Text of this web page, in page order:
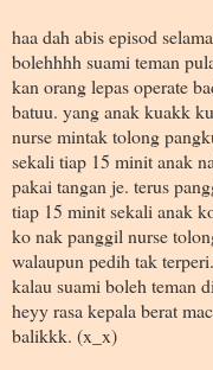
haa dah abis episod
bolehhhh suami teman
kan orang lepas operate
batuu. yang anak kuakk
nurse mintak tolong
sekali tiap 15 minit anak
pakai tangan je. terus
tiap 15 minit sekali anak
ko nak panggil nurse
walaupun pedih tak
kalau suami boleh teman
heyy rasa kepala berat
balikkk. (x_x)